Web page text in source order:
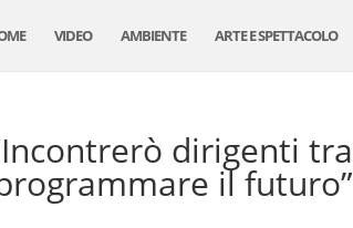
VIDEO AMBIENTE ARTE E SPETTACOLO
dirigenti tra
il futuro”